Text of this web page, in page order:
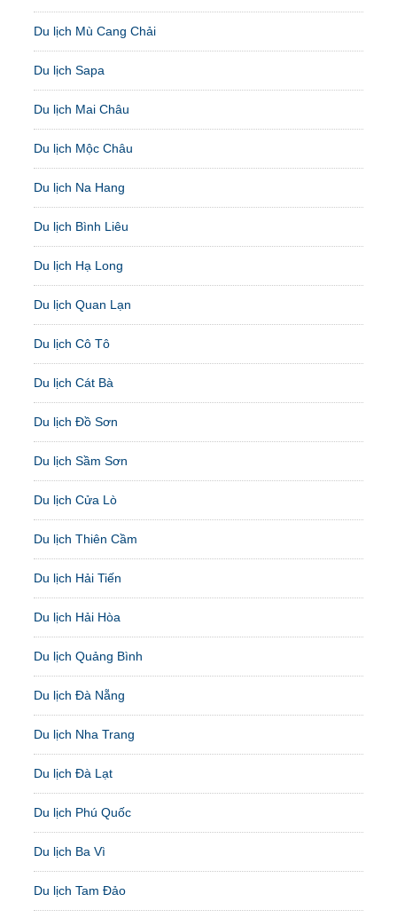
Du lịch Mù Cang Chải
Du lịch Sapa
Du lịch Mai Châu
Du lịch Mộc Châu
Du lịch Na Hang
Du lịch Bình Liêu
Du lịch Hạ Long
Du lịch Quan Lạn
Du lịch Cô Tô
Du lịch Cát Bà
Du lịch Đồ Sơn
Du lịch Sầm Sơn
Du lịch Cửa Lò
Du lịch Thiên Cầm
Du lịch Hải Tiến
Du lịch Hải Hòa
Du lịch Quảng Bình
Du lịch Đà Nẵng
Du lịch Nha Trang
Du lịch Đà Lạt
Du lịch Phú Quốc
Du lịch Ba Vì
Du lịch Tam Đảo